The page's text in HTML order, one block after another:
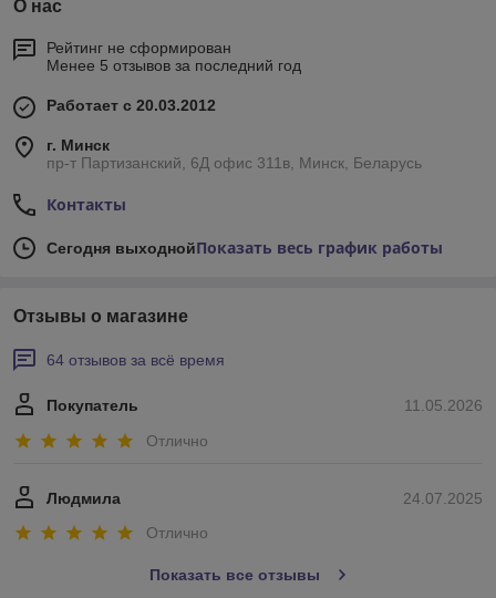
О нас
Рейтинг не сформирован
Менее 5 отзывов за последний год
Работает с 20.03.2012
г. Минск
пр-т Партизанский, 6Д офис 311в, Минск, Беларусь
Контакты
Сегодня выходнойПоказать весь график работы
Отзывы о магазине
64 отзывов за всё время
11.05.2026
Покупатель
Отлично
24.07.2025
Людмила
Отлично
Показать все отзывы